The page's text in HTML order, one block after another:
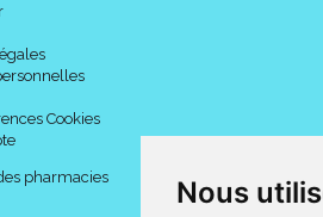
Nous
Cookies
pharmacies